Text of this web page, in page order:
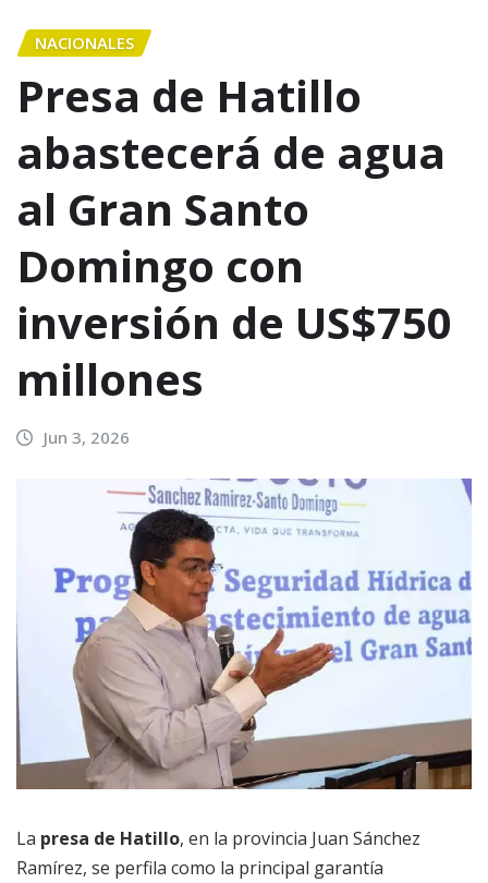
NACIONALES
Presa de Hatillo
abastecerá de agua
al Gran Santo
Domingo con
inversión de US$750
millones
Jun 3, 2026
La presa de Hatillo, en la provincia Juan Sánchez
Ramírez, se perfila como la principal garantía